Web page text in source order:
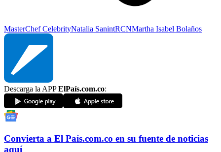
MasterChef CelebrityNatalia SanintRCNMartha Isabel Bolaños
Descarga la APPElPaís.com.co:
Convierta a El País.com.co en su fuente de noticias
aquí